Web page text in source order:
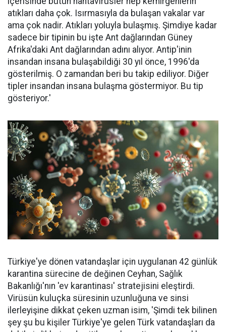
atıkları daha çok. Isırmasıyla da bulaşan vakalar var
ama çok nadir. Atıkları yoluyla bulaşmış. Şimdiye kadar
sadece bir tipinin bu işte Ant dağlarından Güney
Afrika'daki Ant dağlarından adını alıyor. Antip'inin
insandan insana bulaşabildiği 30 yıl önce, 1996'da
gösterilmiş. O zamandan beri bu takip ediliyor. Diğer
tipler insandan insana bulaşma göstermiyor. Bu tip
gösteriyor.'
Türkiye'ye dönen vatandaşlar için uygulanan 42 günlük
karantina sürecine de değinen Ceyhan, Sağlık
Bakanlığı'nın 'ev karantinası' stratejisini eleştirdi.
Virüsün kuluçka süresinin uzunluğuna ve sinsi
ilerleyişine dikkat çeken uzman isim, 'Şimdi tek bilinen
şey şu bu kişiler Türkiye'ye gelen Türk vatandaşları da